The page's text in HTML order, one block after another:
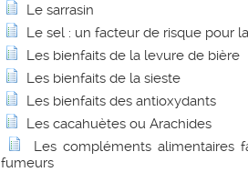
Le sarrasin
Le sel : un facteur de risque pour
Les bienfaits de la levure de bière
Les bienfaits de la sieste
Les bienfaits des antioxydants
Les cacahuètes ou Arachides
Les compléments alimentaires
fumeurs